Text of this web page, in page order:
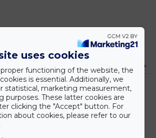
Kedvezmények
és megadjuk a legjobb gyártói árakat.
uses cookies
functioning of the website, the
is essential. Additionally, we
statistical, marketing measurement,
purposes. These latter cookies are
clicking the "Accept" button. For
about cookies, please refer to our